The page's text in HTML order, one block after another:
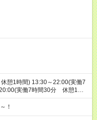
憩1時間) 13:30～22:00(実働7
実働7時間30分 休憩1時
、土日祝は11:30～20:00とな
！